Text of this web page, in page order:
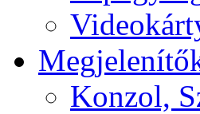
Konzol,